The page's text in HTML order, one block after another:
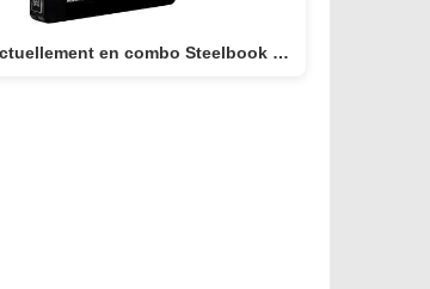
Scream 4 actuellement en combo Steelbook BLU-RAY 4K + BLU-RAY